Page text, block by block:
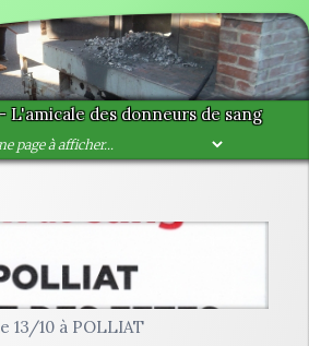
L'amicale des donneurs de sang
13/10 à POLLIAT